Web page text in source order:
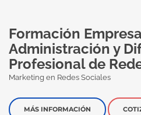
Formación
Administración y
Profesional de
Marketing en Redes Sociales
MÁS INFORMACIÓN